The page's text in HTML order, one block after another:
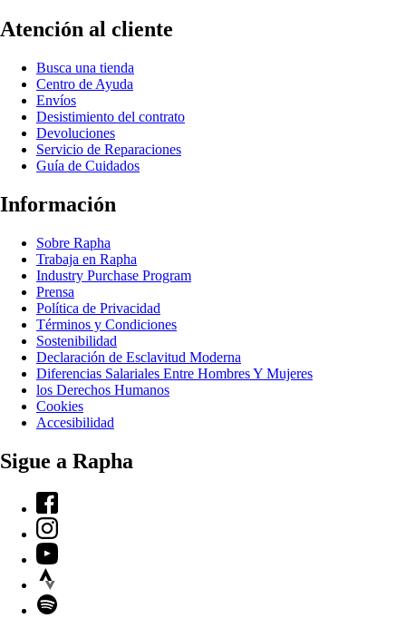
Atención al cliente
Busca una tienda
Centro de Ayuda
Envíos
Desistimiento del contrato
Devoluciones
Servicio de Reparaciones
Guía de Cuidados
Información
Sobre Rapha
Trabaja en Rapha
Industry Purchase Program
Prensa
Política de Privacidad
Términos y Condiciones
Sostenibilidad
Declaración de Esclavitud Moderna
Diferencias Salariales Entre Hombres Y Mujeres
los Derechos Humanos
Cookies
Accesibilidad
Sigue a Rapha
Facebook
Instagram
YouTube
Strava
Spotify